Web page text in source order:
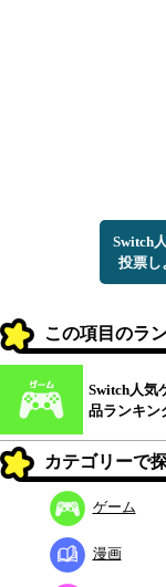
Switch
投票し
この項目のラ
Switch人気
品ランキン
カテゴリーで
ゲーム
漫画